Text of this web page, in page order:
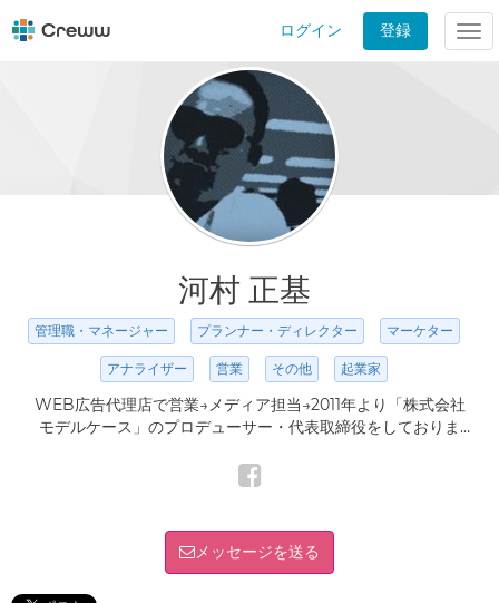
ログイン 登録
河村 正基
管理職・マネージャー プランナー・ディレクター マーケター
アナライザー 営業 その他 起業家
WEB広告代理店で営業→メディア担当→2011年より「株式会社
モデルケース」のプロデューサー・代表取締役をしておりま
メッセージを送る